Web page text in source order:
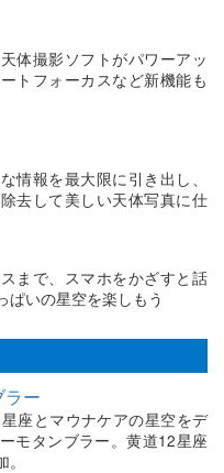
体撮影ソフトがパワーアッ
トフォーカスなど新機能も
情報を最大限に引き出し、
去して美しい天体写真に仕
まで、スマホをかざすと話
ぱいの星空を楽しもう
ラー
座とマウナケアの星空をデ
モタンブラー。黄道12星座